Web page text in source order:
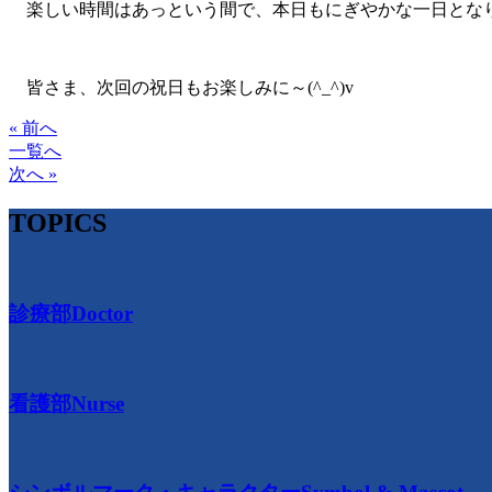
楽しい時間はあっという間で、本日もにぎやかな一日とな
皆さま、次回の祝日もお楽しみに～(^_^)v
« 前へ
一覧へ
次へ »
TOPICS
診療部Doctor
看護部Nurse